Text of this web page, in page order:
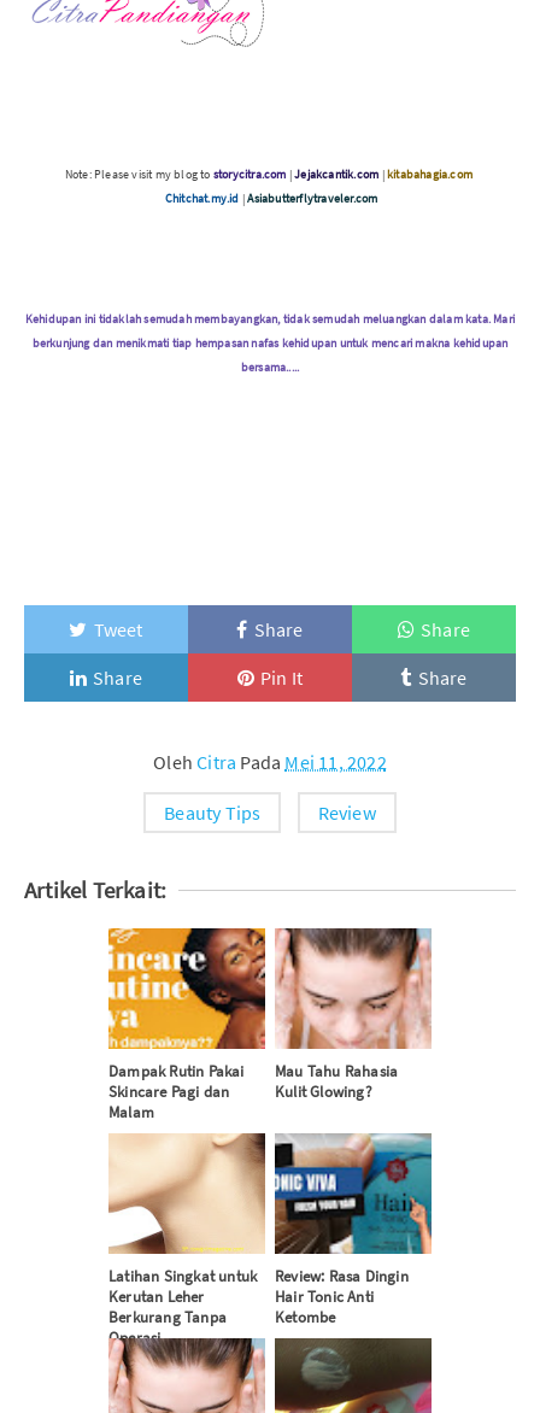
Note: Please visit my blog to storycitra.com |Jejakcantik.com |kitabahagia.com
Chitchat.my.id |Asiabutterflytraveler.com
Kehidupan ini tidaklah semudah membayangkan, tidak semudah meluangkan dalam kata. Mari
berkunjung dan menikmati tiap hempasan nafas kehidupan untuk mencari makna kehidupan
bersama.....
Tweet Share
Share
Share
Pin It Share
OlehCitra Pada Mei 11, 2022
Beauty Tips Review
Artikel Terkait:
Dampak Rutin Pakai
Skincare Pagi dan
Malam
Mau Tahu Rahasia
Kulit Glowing?
Latihan Singkat untuk
Kerutan Leher
Berkurang Tanpa
Operasi
Review: Rasa Dingin
Hair Tonic Anti
Ketombe